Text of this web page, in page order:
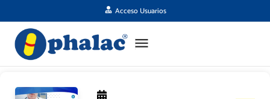
Acceso Usuarios